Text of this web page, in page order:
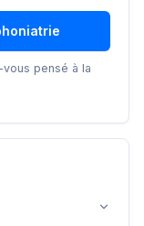
pensé à la